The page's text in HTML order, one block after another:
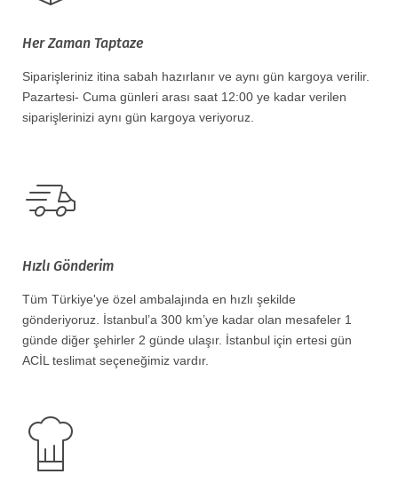
Her Zaman Taptaze
Siparişleriniz itina sabah hazırlanır ve aynı gün kargoya verilir.
Pazartesi- Cuma günleri arası saat 12:00 ye kadar verilen
siparişlerinizi aynı gün kargoya veriyoruz.
Hızlı Gönderim
Tüm Türkiye'ye özel ambalajında en hızlı şekilde
gönderiyoruz. İstanbul’a 300 km’ye kadar olan mesafeler 1
günde diğer şehirler 2 günde ulaşır. İstanbul için ertesi gün
ACİL teslimat seçeneğimiz vardır.